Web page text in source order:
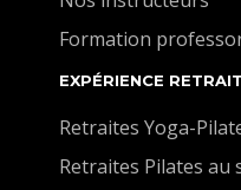
Formation
EXPÉRIENCE
Retraites Yoga-
Retraites Pilates